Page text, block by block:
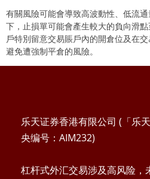
有關風險可能會導致高波動性、低流
下，止損單可能會產生較大的負向滑
戶特別留意交易賬戶內的開倉位及在
避免遭強制平倉的風險。
乐天证券香港有限公司 (「乐
央编号：AIM232)
杠杆式外汇交易涉及高风险，